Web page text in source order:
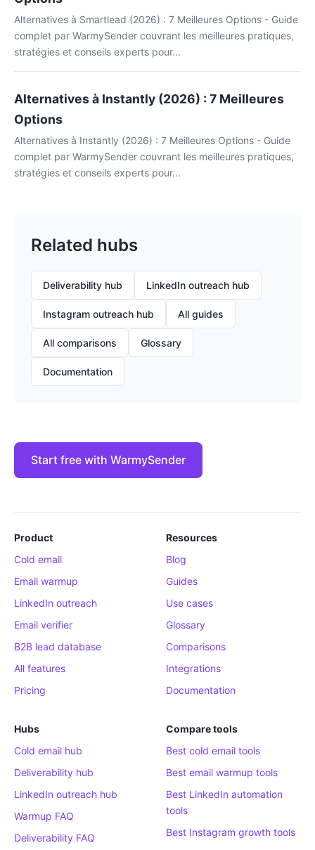
Alternatives à Smartlead (2026) : 7 Meilleures Options - Guide
complet par WarmySender couvrant les meilleures pratiques,
stratégies et conseils experts pour...
Alternatives à Instantly (2026) : 7 Meilleures
Options
Alternatives à Instantly (2026) : 7 Meilleures Options - Guide
complet par WarmySender couvrant les meilleures pratiques,
stratégies et conseils experts pour...
Related hubs
Deliverability hub LinkedIn outreach hub
Instagram outreach hub All guides
All comparisons Glossary
Documentation
Start free with WarmySender
Product
Cold email
Email warmup
LinkedIn outreach
Email verifier
B2B lead database
All features
Pricing
Resources
Blog
Guides
Use cases
Glossary
Comparisons
Integrations
Documentation
Hubs
Cold email hub
Deliverability hub
LinkedIn outreach hub
Warmup FAQ
Deliverability FAQ
Compare tools
Best cold email tools
Best email warmup tools
Best LinkedIn automation
tools
Best Instagram growth tools